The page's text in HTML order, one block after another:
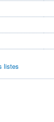
listes